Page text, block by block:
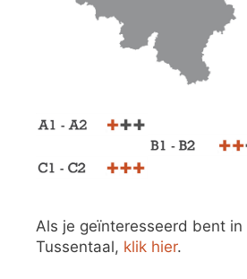
Als je geïnteresseerd bent in
Tussentaal, klik hier.